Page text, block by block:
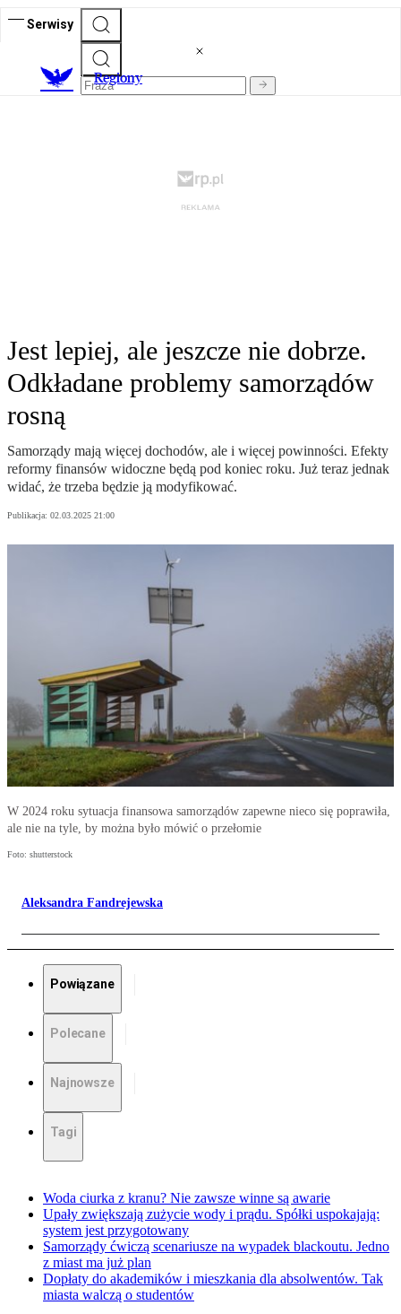
Serwisy
Regiony
Jest lepiej, ale jeszcze nie dobrze.
Odkładane problemy samorządów
rosną
Samorządy mają więcej dochodów, ale i więcej powinności. Efekty
reformy finansów widoczne będą pod koniec roku. Już teraz jednak
widać, że trzeba będzie ją modyfikować.
Publikacja: 02.03.2025 21:00
W 2024 roku sytuacja finansowa samorządów zapewne nieco się poprawiła,
ale nie na tyle, by można było mówić o przełomie
Foto: shutterstock
Aleksandra Fandrejewska
Powiązane
Polecane
Najnowsze
Tagi
Woda ciurka z kranu? Nie zawsze winne są awarie
Upały zwiększają zużycie wody i prądu. Spółki uspokajają:
system jest przygotowany
Samorządy ćwiczą scenariusze na wypadek blackoutu. Jedno
z miast ma już plan
Dopłaty do akademików i mieszkania dla absolwentów. Tak
miasta walczą o studentów